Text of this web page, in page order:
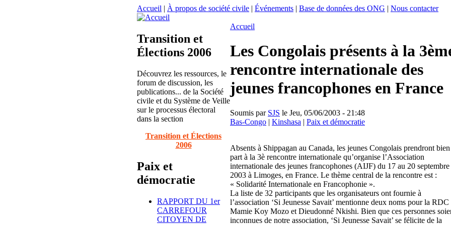
Accueil | À propos de société civile | Événements | Base de données des ONG | Nous contacter
Transition et
Élections 2006
Découvrez les ressources, le
forum de discussion, les
publications... de la Société
civile et du Système de Veille
sur le processus électoral
dans la section
Transition et Élections
2006
Paix et
démocratie
RAPPORT DU 1er
CARREFOUR
CITOYEN DE
Accueil
Les Congolais présents à la
rencontre internationale des
jeunes francophones en France
Soumis par SJS le Jeu, 05/06/2003 - 21:48
Bas-Congo | Kinshasa | Paix et démocratie
Absents à Shippagan au Canada, les jeunes Congolais prendront bien
part à la 3è rencontre internationale qu’organise l’Association
internationale des jeunes francophones (AIJF) du 17 au 20 septembre
2003 à Limoges, en France. Le thème central de la rencontre est :
« Solidarité Internationale en Francophonie ».
La liste de 32 participants que les organisateurs ont fournie à
l’association ‘Si Jeunesse Savait’ mentionne deux noms pour la RDC
Mamie Koy Mozo et Dieudonné Nkishi. Bien que ces personnes
inconnues de notre association, ‘Si Jeunesse Savait’ se félicite de la